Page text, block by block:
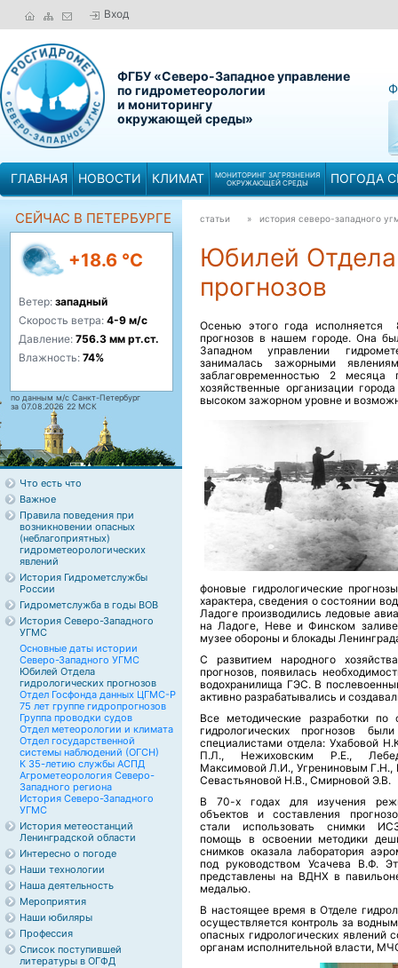
Вход
ФГБУ «Северо-Западное управление
по гидрометеорологии
и мониторингу
окружающей среды»
ГЛАВНАЯ НОВОСТИ КЛИМАТ
МОНИТОРИНГ ЗАГРЯЗНЕНИЯ
ОКРУЖАЮЩЕЙ СРЕДЫ
ПОГОДА
СЕЙЧАС В ПЕТЕРБУРГЕ
+18.6 °C
Ветер: западный
Скорость ветра: 4-9 м/с
Давление: 756.3 мм рт.ст.
Влажность: 74%
по данным м/с Санкт-Петербург
за 07.08.2026 22 МСК
Что есть что
Важное
Правила поведения при
возникновении опасных
(неблагоприятных)
гидрометеорологических
явлений
История Гидрометслужбы
России
Гидрометслужба в годы ВОВ
История Северо-Западного
УГМС
Основные даты истории
Северо-Западного УГМС
Юбилей Отдела
гидрологических прогнозов
Отдел Госфонда данных ЦГМС-Р
75 лет группе гидропрогнозов
Группа проводки судов
Отдел метеорологии и климата
Отдел государственной
системы наблюдений (ОГСН)
К 35-летию службы АСПД
Агрометеорология Северо-
Западного региона
История Северо-Западного
УГМС
История метеостанций
Ленинградской области
Интересно о погоде
Наши технологии
Наша деятельность
Мероприятия
Наши юбиляры
Профессия
Список поступившей
литературы в ОГФД
статьи » история северо-западного
Юбилей Отдела
прогнозов
Осенью этого года исполняется
прогнозов в нашем городе. Она
Западном управлении
занималась зажорными
заблаговременностью 2 месяца
хозяйственные организации
высоком зажорном уровне и
фоновые гидрологические
характера, сведения о состоянии
Ладоге производились ледовые
на Ладоге, Неве и Финском
музее обороны и блокады
С развитием народного
прогнозов, появилась
водохранилища ГЭС. В
активно разрабатывались и
Все методические разработки по
гидрологических прогнозов
специалистами отдела: Ухабовой
П.Л., Нежиховским Р.Е.,
Максимовой Л.И., Угрениновым Г.Н.,
Севастьяновой Н.В., Смирновой Э.В.
В 70-х годах для изучения
объектов и составления
стали использовать снимки
помощь в освоении методики
снимков оказала лаборатория
под руководством Усачева В.Ф.
представлены на ВДНХ в
медалью.
В настоящее время в Отделе
осуществляется контроль за
опасных гидрологических явлений
органам исполнительной власти,